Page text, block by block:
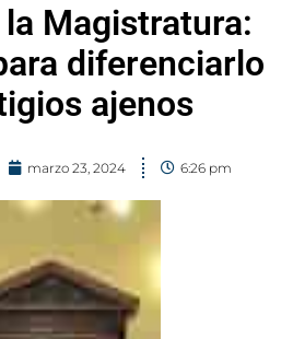
Magistratura:
diferenciarlo
ajenos
marzo 23, 2024 6:26 pm